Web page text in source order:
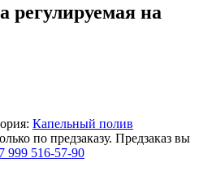
регулируемая на
Капельный полив
по предзаказу. Предзаказ вы
999 516-57-90